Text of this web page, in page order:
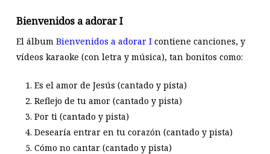
Bienvenidos a adorar I
El álbum Bienvenidos a adorar Icontiene canciones, y
vídeos karaoke (con letra y música), tan bonitos como:
Es el amor de Jesús (cantado y pista)
Reflejo de tu amor (cantado y pista)
Por ti (cantado y pista)
Desearía entrar en tu corazón (cantado y pista)
Cómo no cantar (cantado y pista)